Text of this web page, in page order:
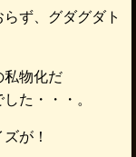
ず、グダグダト
私物化だ
た・・・。
が！